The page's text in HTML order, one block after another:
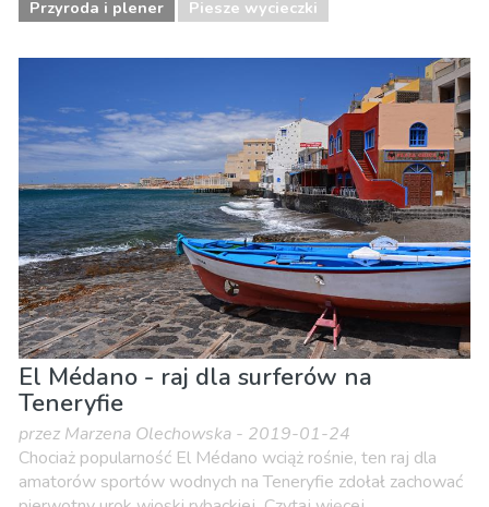
Przyroda i plener Piesze wycieczki
El Médano - raj dla surferów na
Teneryfie
przez Marzena Olechowska - 2019-01-24
Chociaż popularność El Médano wciąż rośnie, ten raj dla
amatorów sportów wodnych na Teneryfie zdołał zachować